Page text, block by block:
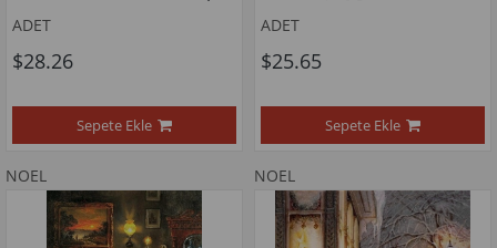
ADET
$28.26
Sepete Ekle
ADET
$25.65
Sepete Ekle
NOEL NOEL